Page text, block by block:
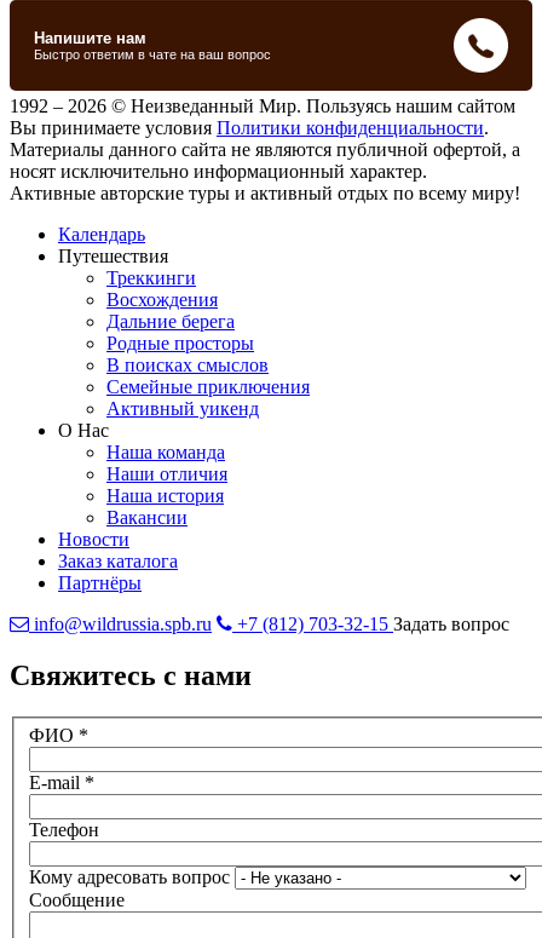
1992 – 2026 © Неизведанный Мир. Пользуясь нашим сайтом
Вы принимаете условия Политики конфиденциальности.
Материалы данного сайта не являются публичной офертой, а
носят исключительно информационный характер.
Активные авторские туры и активный отдых по всему миру!
Календарь
Путешествия
Треккинги
Восхождения
Дальние берега
Родные просторы
В поисках смыслов
Семейные приключения
Активный уикенд
О Нас
Наша команда
Наши отличия
Наша история
Вакансии
Новости
Заказ каталога
Партнёры
info@wildrussia.spb.ru
+7 (812) 703-32-15 Задать вопрос
Свяжитесь с нами
ФИО *
E-mail *
Телефон
Кому адресовать вопрос
Сообщение